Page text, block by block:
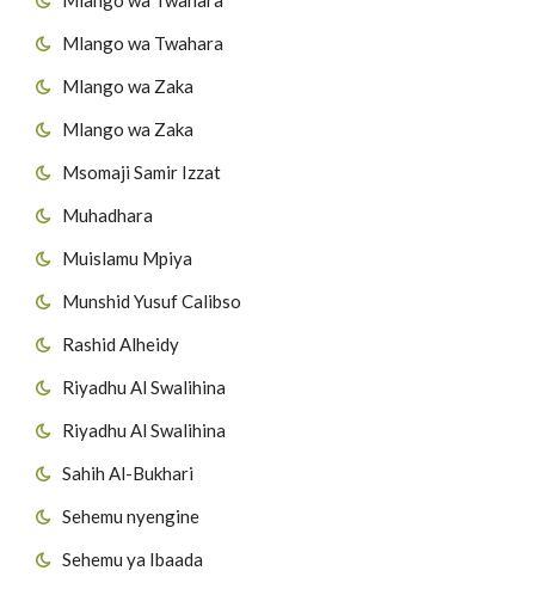
Mlango wa Twahara
Mlango wa Zaka
Mlango wa Zaka
Msomaji Samir Izzat
Muhadhara
Muislamu Mpiya
Munshid Yusuf Calibso
Rashid Alheidy
Riyadhu Al Swalihina
Riyadhu Al Swalihina
Sahih Al-Bukhari
Sehemu nyengine
Sehemu ya Ibaada